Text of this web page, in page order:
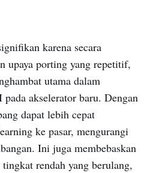
karena secara
upaya porting yang repetitif,
utama dalam
akselerator baru. Dengan
dapat lebih cepat
ke pasar, mengurangi
Ini juga membebaskan
rendah yang berulang,